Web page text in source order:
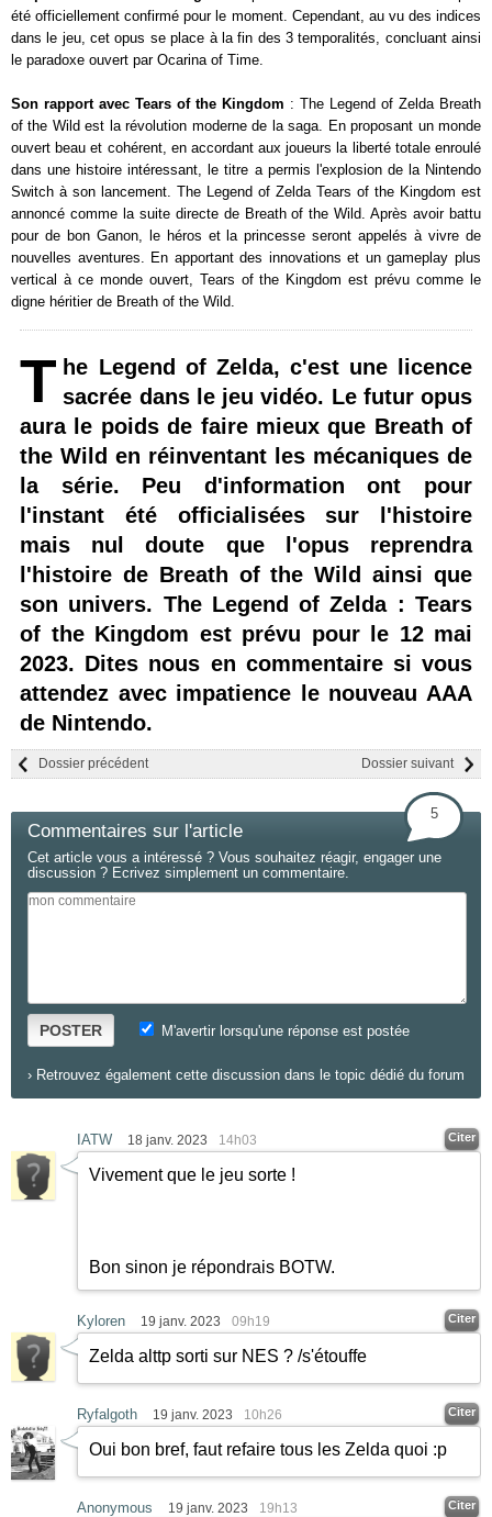
été officiellement confirmé pour le moment. Cependant, au vu des indices
dans le jeu, cet opus se place à la fin des 3 temporalités, concluant ainsi
le paradoxe ouvert par Ocarina of Time.
Son rapport avec Tears of the Kingdom : The Legend of Zelda Breath
of the Wild est la révolution moderne de la saga. En proposant un monde
ouvert beau et cohérent, en accordant aux joueurs la liberté totale enroulé
dans une histoire intéressant, le titre a permis l'explosion de la Nintendo
Switch à son lancement. The Legend of Zelda Tears of the Kingdom est
annoncé comme la suite directe de Breath of the Wild. Après avoir battu
pour de bon Ganon, le héros et la princesse seront appelés à vivre de
nouvelles aventures. En apportant des innovations et un gameplay plus
vertical à ce monde ouvert, Tears of the Kingdom est prévu comme le
digne héritier de Breath of the Wild.
T he Legend of Zelda, c'est une licence
sacrée dans le jeu vidéo. Le futur opus
aura le poids de faire mieux que Breath of
the Wild en réinventant les mécaniques de
la série. Peu d'information ont pour
l'instant été officialisées sur l'histoire
mais nul doute que l'opus reprendra
l'histoire de Breath of the Wild ainsi que
son univers. The Legend of Zelda : Tears
of the Kingdom est prévu pour le 12 mai
2023. Dites nous en commentaire si vous
attendez avec impatience le nouveau AAA
de Nintendo.
Dossier suivant
Dossier précédent
Commentaires sur l'article
5
Cet article vous a intéressé ? Vous souhaitez réagir, engager une
discussion ? Ecrivez simplement un commentaire.
POSTER M'avertir lorsqu'une réponse est postée
› Retrouvez également cette discussion dans le topic dédié du forum
IATW 18 janv. 2023 14h03 Citer
Vivement que le jeu sorte !
Bon sinon je répondrais BOTW.
Kyloren 19 janv. 2023 09h19 Citer
Zelda alttp sorti sur NES ? /s'étouffe
Ryfalgoth 19 janv. 2023 10h26 Citer
Oui bon bref, faut refaire tous les Zelda quoi :p
Anonymous 19 janv. 2023 19h13 Citer